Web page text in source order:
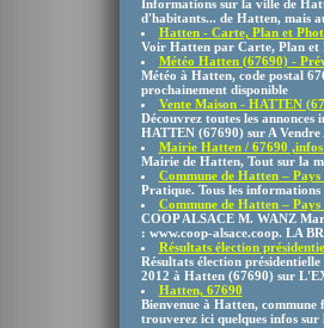
Informations sur la ville de
d'habitants... de Hatten, mais
Hatten - Carte, Plan et
Voir Hatten par Carte, Plan et
Météo Hatten (67690) -
Météo à Hatten, code postal
prochainement disponible
Vente Maison - HATTEN
Découvrez toutes les annonces
HATTEN (67690) sur A Vendre
Mairie Hatten / 67690
Mairie de Hatten, Tout sur la
Commune de Hatten –
Pratique. Tous les informations
Commune de Hatten –
COOP ALSACE M. WANZ
: www.coop-alsace.coop. LA
Résultats élection
Résultats élection
2012 à Hatten (67690) sur
Hatten, 67690
Bienvenue à Hatten, commune
trouverez ici quelques infos sur